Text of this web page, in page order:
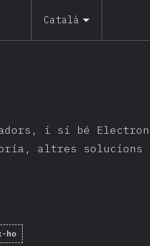
Català
i si bé
altres solucions
ho